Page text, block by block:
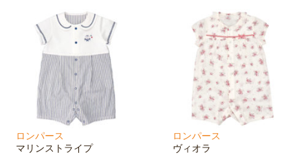
ロンパース
マリンストライプ
ロンパース
ヴィオラ